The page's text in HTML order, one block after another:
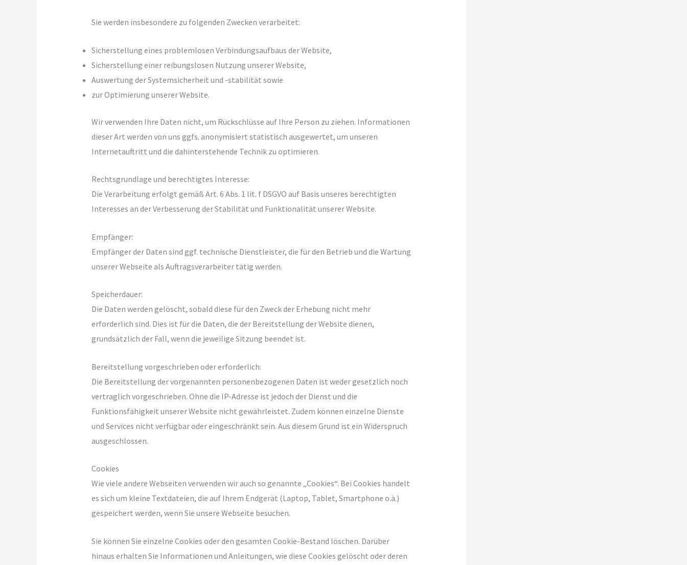
Sie werden insbesondere zu folgenden Zwecken verarbeitet:
Sicherstellung eines problemlosen Verbindungsaufbaus der Website,
Sicherstellung einer reibungslosen Nutzung unserer Website,
Auswertung der Systemsicherheit und -stabilität sowie
zur Optimierung unserer Website.
Wir verwenden Ihre Daten nicht, um Rückschlüsse auf Ihre Person zu ziehen. Informationen
dieser Art werden von uns ggfs. anonymisiert statistisch ausgewertet, um unseren
Internetauftritt und die dahinterstehende Technik zu optimieren.
Rechtsgrundlage und berechtigtes Interesse:
Die Verarbeitung erfolgt gemäß Art. 6 Abs. 1 lit. f DSGVO auf Basis unseres berechtigten
Interesses an der Verbesserung der Stabilität und Funktionalität unserer Website.
Empfänger:
Empfänger der Daten sind ggf. technische Dienstleister, die für den Betrieb und die Wartung
unserer Webseite als Auftragsverarbeiter tätig werden.
Speicherdauer:
Die Daten werden gelöscht, sobald diese für den Zweck der Erhebung nicht mehr
erforderlich sind. Dies ist für die Daten, die der Bereitstellung der Website dienen,
grundsätzlich der Fall, wenn die jeweilige Sitzung beendet ist.
Bereitstellung vorgeschrieben oder erforderlich:
Die Bereitstellung der vorgenannten personenbezogenen Daten ist weder gesetzlich noch
vertraglich vorgeschrieben. Ohne die IP-Adresse ist jedoch der Dienst und die
Funktionsfähigkeit unserer Website nicht gewährleistet. Zudem können einzelne Dienste
und Services nicht verfügbar oder eingeschränkt sein. Aus diesem Grund ist ein Widerspruch
ausgeschlossen.
Cookies
Wie viele andere Webseiten verwenden wir auch so genannte „Cookies“. Bei Cookies handelt
es sich um kleine Textdateien, die auf Ihrem Endgerät (Laptop, Tablet, Smartphone o.ä.)
gespeichert werden, wenn Sie unsere Webseite besuchen.
Sie können Sie einzelne Cookies oder den gesamten Cookie-Bestand löschen. Darüber
hinaus erhalten Sie Informationen und Anleitungen, wie diese Cookies gelöscht oder deren